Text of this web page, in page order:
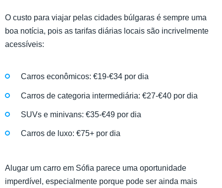
O custo para viajar pelas cidades búlgaras é sempre uma
boa notícia, pois as tarifas diárias locais são incrivelmente
acessíveis:
Carros econômicos: €19-€34 por dia
Carros de categoria intermediária: €27-€40 por dia
SUVs e minivans: €35-€49 por dia
Carros de luxo: €75+ por dia
Alugar um carro em Sófia parece uma oportunidade
imperdível, especialmente porque pode ser ainda mais